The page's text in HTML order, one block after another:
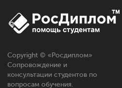
Copyright © «Росдиплом»
Сопровождение и
консультации студентов по
вопросам обучения.